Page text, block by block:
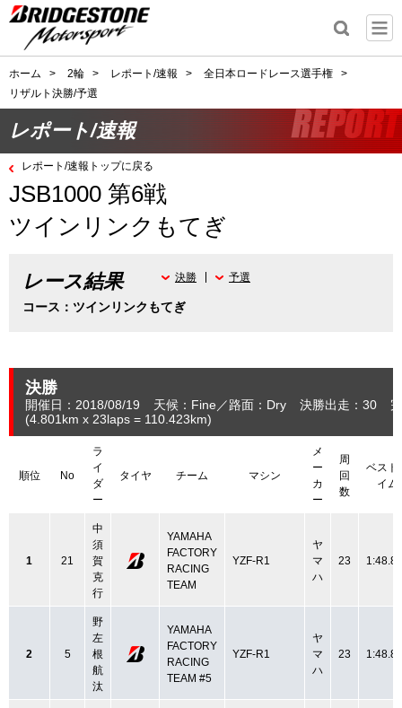
ホーム > 2輪 > レポート/速報 > 全日本ロードレース選手権
>
リザルト決勝/予選
レポート/速報
レポート/速報トップに戻る
JSB1000 第6戦
ツインリンクもてぎ
レース結果
コース：ツインリンクもてぎ
決勝 予選
決勝
開催日：2018/08/19 天候：Fine 路面：Dry 決勝出走：30
(4.801 km x 23laps = 110.423km)
順位 No
ラ
イ
ダ
ー
タイヤ チーム マシン
メ
ー
カ
ー
周
回
数
ベスト
イム
1 21
中
須
賀
克
行
YAMAHA
FACTORY
RACING
TEAM
YZF-R1
ヤ
マ
ハ
23
2 5
野
左
根
航
汰
YAMAHA
FACTORY
RACING
TEAM #5
YZF-R1
ヤ
マ
ハ
23